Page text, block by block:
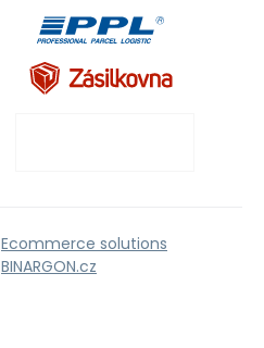
Ecommerce solutions
BINARGON.cz